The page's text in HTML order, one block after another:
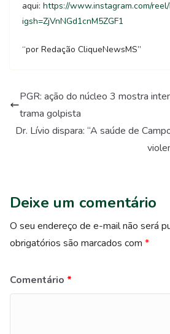
aqui: https://www.instagram.com/reel/
igsh=ZjVnNGd1cnM5ZGF1
“por Redação CliqueNewsMS”
PGR: ação do núcleo 3 mostra
trama golpista
Dr. Lívio dispara: “A saúde de
Deixe um comentário
O seu endereço de e-mail não será
obrigatórios são marcados com *
Comentário *